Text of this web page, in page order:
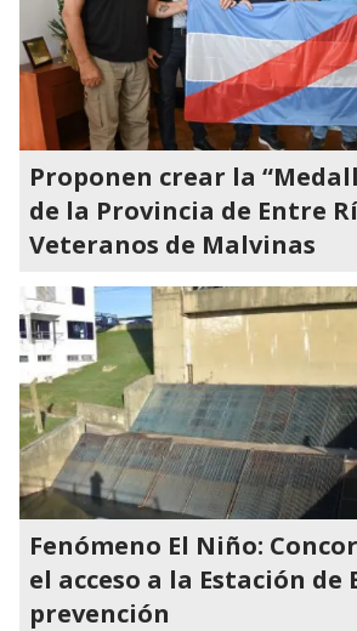
Proponen crear la
de la Provincia de Entre
Veteranos de Malvinas
Fenómeno El Niño:
el acceso a la Estación de
prevención